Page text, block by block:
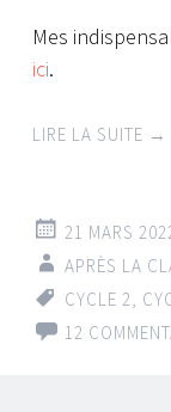
Mes
ici.
LIRE LA SUITE →
21 MARS
APRÈS LA
CYCLE 2,
12